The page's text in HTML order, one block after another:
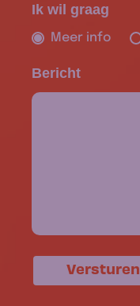
Meer info
Ik wil graag
Bericht
Versturen